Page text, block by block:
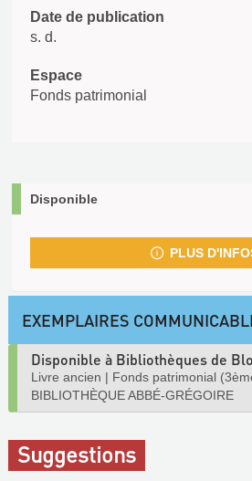
Date de publication
s. d.
Espace
Fonds patrimonial
Disponible
PLUS
EXEMPLAIRES
Disponible à Bibliothèques de
Livre ancien | Fonds patrimonial
BIBLIOTHÈQUE ABBÉ-GRÉGOIRE
Suggestions